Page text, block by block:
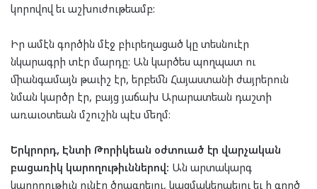
կորովով եւ աշխուժութեամբ:
Իր ամէն գործին մէջ բիւրեղացած կը տեսնուէր
նկարագրի տէր մարդը: Ան կարծես պողպատ ու
միանգամայն թաւիշ էր, երբեմն Հայաստանի ժայրերուն
նման կարծր էր, բայց յաճախ Արարատեան դաշտի
առաւօտեան մշուշին պէս մեղմ:
Երկրորդ, Էնտի Թորիկեան օժտուած էր վարչական
բացառիկ կարողութիւններով: Ան արտակարգ
կարողութիւն ունէր ծրագրելու, կազմակերպելու եւ ի գործ